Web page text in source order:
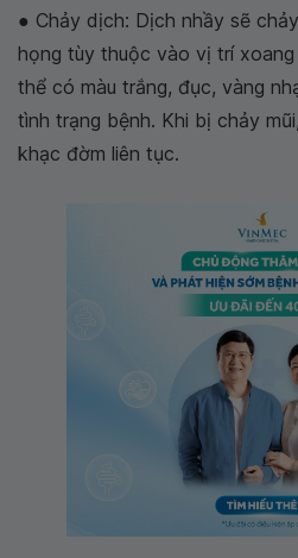
● Chảy dịch: Dịch nhầy sẽ
họng tùy thuộc vào vị trí
thể có màu trắng, đục, vàng
tình trạng bệnh. Khi bị chảy
khạc đờm liên tục.